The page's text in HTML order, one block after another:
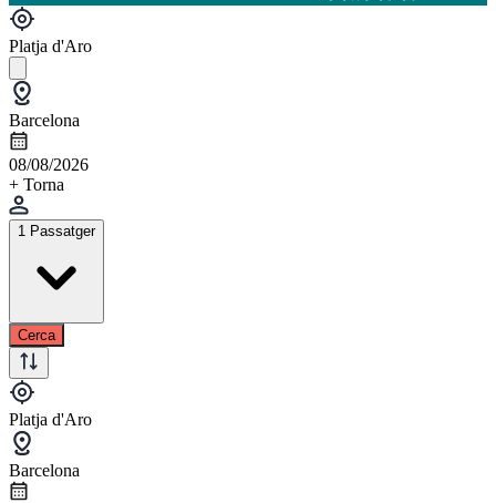
Platja d'Aro
Barcelona
08/08/2026
+ Torna
1 Passatger
Cerca
Platja d'Aro
Barcelona